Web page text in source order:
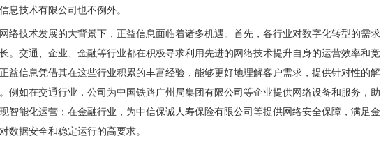
息技术有限公司也不例外。
络技术发展的大背景下，正益信息面临着诸多机遇。首先，各行业对数字化转型的需求
。交通、企业、金融等行业都在积极寻求利用先进的网络技术提升自身的运营效率和竞
益信息凭借其在这些行业积累的丰富经验，能够更好地理解客户需求，提供针对性的解
例如在交通行业，公司为中国铁路广州局集团有限公司等企业提供网络设备和服务，助
智能化运营；在金融行业，为中信保诚人寿保险有限公司等提供网络安全保障，满足金
数据安全和稳定运行的高要求。